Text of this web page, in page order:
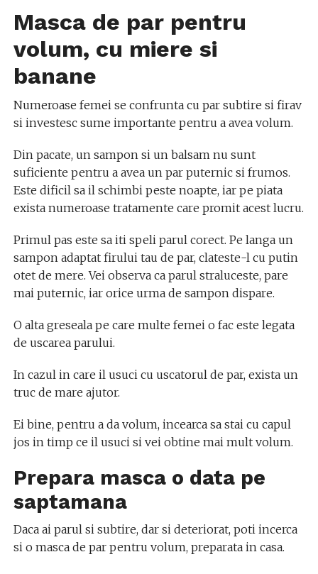
Masca de par pentru
volum, cu miere si
banane
Numeroase femei se confrunta cu par subtire si firav
si investesc sume importante pentru a avea volum.
Din pacate, un sampon si un balsam nu sunt
suficiente pentru a avea un par puternic si frumos.
Este dificil sa il schimbi peste noapte, iar pe piata
exista numeroase tratamente care promit acest lucru.
Primul pas este sa iti speli parul corect. Pe langa un
sampon adaptat firului tau de par, clateste-l cu putin
otet de mere. Vei observa ca parul straluceste, pare
mai puternic, iar orice urma de sampon dispare.
O alta greseala pe care multe femei o fac este legata
de uscarea parului.
In cazul in care il usuci cu uscatorul de par, exista un
truc de mare ajutor.
Ei bine, pentru a da volum, incearca sa stai cu capul
jos in timp ce il usuci si vei obtine mai mult volum.
Prepara masca o data pe
saptamana
Daca ai parul si subtire, dar si deteriorat, poti incerca
si o masca de par pentru volum, preparata in casa.